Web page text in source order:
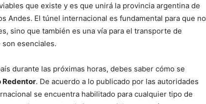
que existe y es que unirá la provincia argentina de
Andes. El túnel internacional es fundamental para que no
sino que también es una vía para el transporte de
esenciales.
durante las próximas horas, debes saber cómo se
Redentor. De acuerdo a lo publicado por las autoridades
se encuentra habilitado para cualquier tipo de